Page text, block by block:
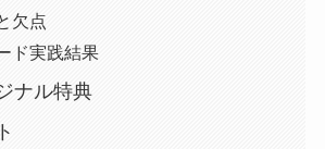
欠点
ド実践結果
ナル特典